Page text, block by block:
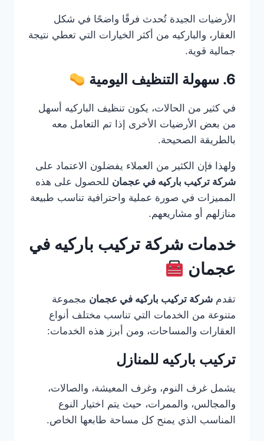
الأرضيات الجيدة تُحدث فرقًا واضحًا في شكل
العقار، والباركيه من أكثر الخيارات التي تعطي نتيجة
جمالية قوية.
6. سهولة التنظيف اليومية
في كثير من الحالات، يكون تنظيف الباركيه أسهل
من بعض الأرضيات الأخرى إذا تم التعامل معه
بالطريقة الصحيحة.
ولهذا فإن الكثير من العملاء يفضلون الاعتماد على
شركة تركيب باركيه في عجمان للحصول على هذه
المميزات في صورة عملية واحترافية تناسب طبيعة
منازلهم أو مشاريعهم.
خدمات شركة تركيب باركيه في
عجمان
تقدم شركة تركيب باركيه في عجمان مجموعة
متنوعة من الخدمات التي تناسب مختلف أنواع
العقارات والمساحات، ومن أبرز هذه الخدمات:
تركيب باركيه للمنازل
يشمل غرف النوم، وغرف المعيشة، والصالات،
والمجالس، والممرات، حيث يتم اختيار النوع
المناسب الذي يمنح كل مساحة طابعها الخاص.